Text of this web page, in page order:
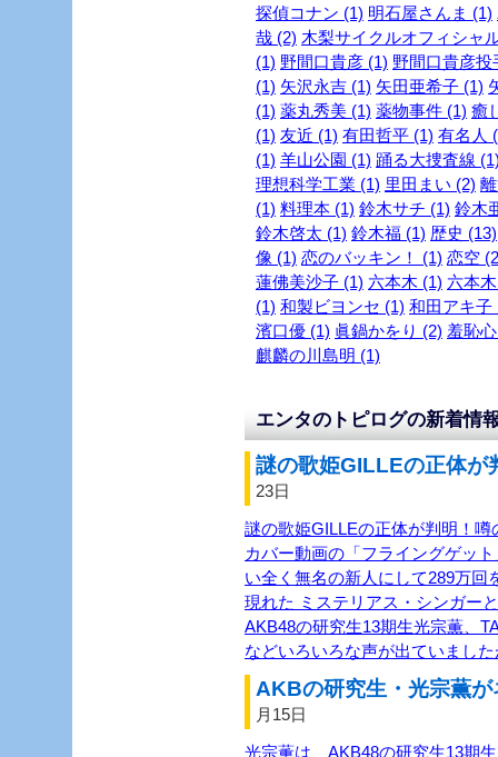
探偵コナン (1) 明石屋さんま (1)
哉 (2) 木梨サイクルオフィシャ
(1) 野間口貴彦 (1) 野間口貴彦投
(1) 矢沢永吉 (1) 矢田亜希子 (1)
(1) 薬丸秀美 (1) 薬物事件 (1) 癒
(1) 友近 (1) 有田哲平 (1) 有名人
(1) 羊山公園 (1) 踊る大捜査線
理想科学工業 (1) 里田まい (2)
(1) 料理本 (1) 鈴木サチ (1) 鈴木
鈴木啓太 (1) 鈴木福 (1) 歴史 (13)
像 (1) 恋のバッキン！ (1) 恋空
蓮佛美沙子 (1) 六本木 (1) 六本
(1) 和製ビヨンセ (1) 和田アキ子
濱口優 (1) 眞鍋かをり (2) 羞恥
麒麟の川島明 (1)
エンタのトピログの新着情
謎の歌姫GILLEの正体
23日
謎の歌姫GILLEの正体が判明！
カバー動画の「フライングゲッ
い全く無名の新人にして289万回
現れた ミステリアス・シンガー
AKB48の研究生13期生光宗薫、
などいろいろな声が出ていまし
AKBの研究生・光宗薫
月15日
光宗薫は、AKB48の研究生13期